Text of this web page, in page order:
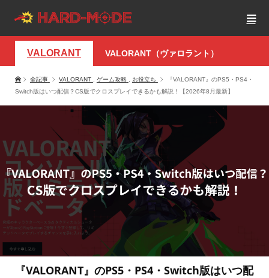
VALORANT VALORANT（ヴァロラント）
全記事 VALORANT ゲーム攻略 お役立ち
『VALORANT』のPS5・PS4・
Switch版はいつ配信？CS版でクロスプレイできるかも解説！【2026年8月最新】
『VALORANT』のPS5・PS4・Switch版はいつ配